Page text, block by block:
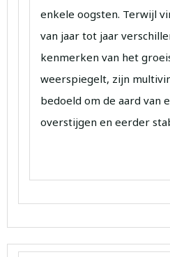
enkele oogsten. Terwijl
van jaar tot jaar
kenmerken van het
weerspiegelt, zijn
bedoeld om de aard van
overstijgen en eerder